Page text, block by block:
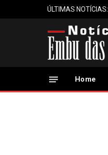
ÚLTIMAS NOTÍCIAS:
Home